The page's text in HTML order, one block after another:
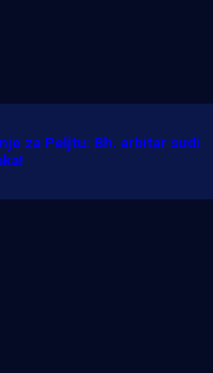
za Peljtu: Bh. arbitar sudi